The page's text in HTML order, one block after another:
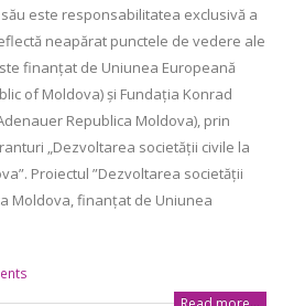
este responsabilitatea exclusivă a
neapărat punctele de vedere ale
finanțat de Uniunea Europeană
of Moldova) și Fundația Konrad
Republica Moldova), prin
„Dezvoltarea societății civile la
Proiectul ”Dezvoltarea societății
Moldova, finanțat de Uniunea